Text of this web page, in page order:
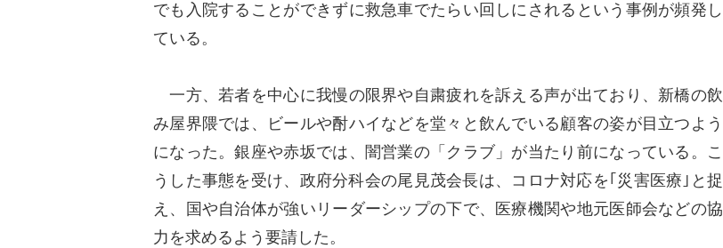
でも入院することができずに救急車でたらい回しにされるという事例が頻発し
ている。
一方、若者を中心に我慢の限界や自粛疲れを訴える声が出ており、新橋の飲
み屋界隈では、ビールや酎ハイなどを堂々と飲んでいる顧客の姿が目立つよう
になった。銀座や赤坂では、闇営業の「クラブ」が当たり前になっている。こ
うした事態を受け、政府分科会の尾見茂会長は、コロナ対応を｢災害医療｣と捉
え、国や自治体が強いリーダーシップの下で、医療機関や地元医師会などの協
力を求めるよう要請した。